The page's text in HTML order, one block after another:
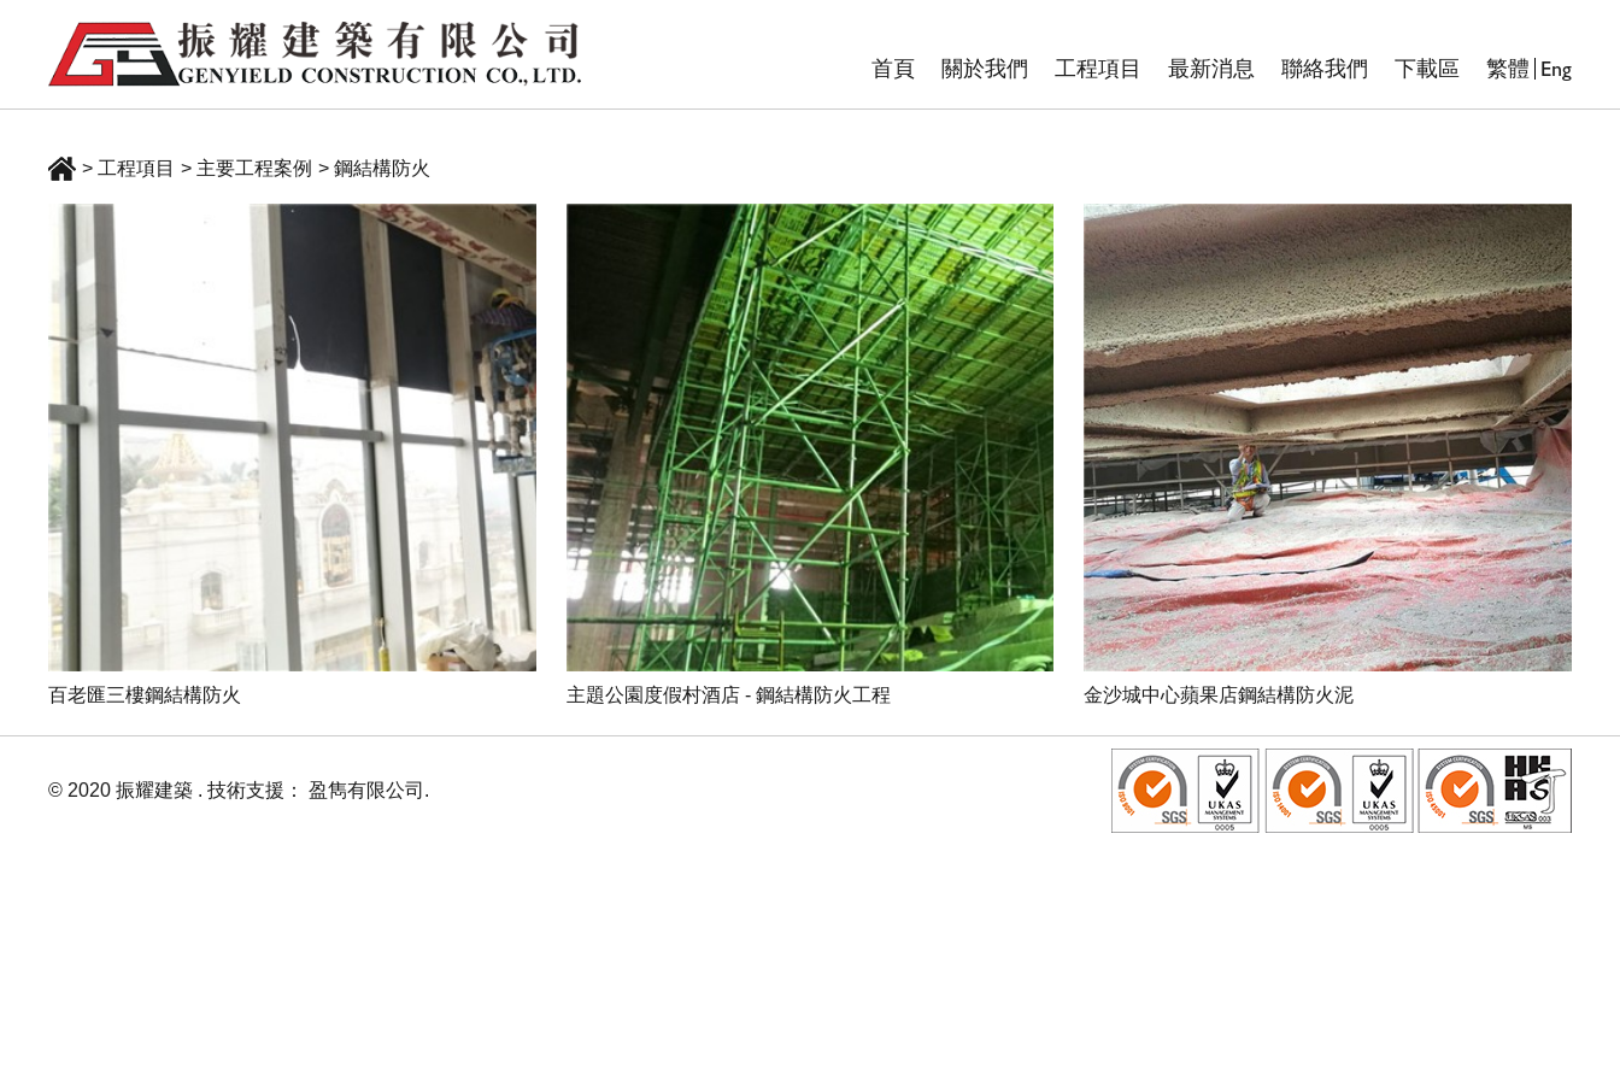
首頁 關於我們 工程項目 最新消息 聯絡我們 下載區 繁體 Eng
> 工程項目 > 主要工程案例 > 鋼結構防火
百老匯三樓鋼結構防火 主題公園度假村酒店 - 鋼結構防火工程 金沙城中心蘋果店鋼結構防火泥
© 2020 振耀建築 . 技術支援： 盈雋有限公司.